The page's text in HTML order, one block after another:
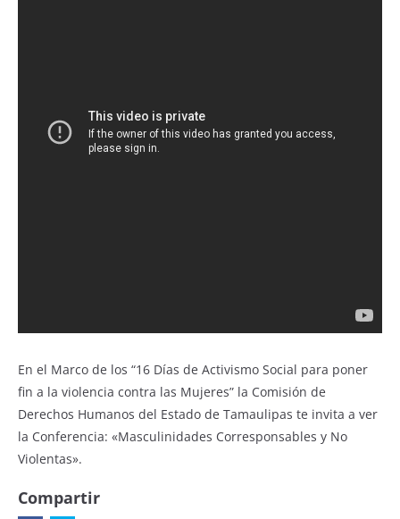
En el Marco de los “16 Días de Activismo Social para poner
fin a la violencia contra las Mujeres” la Comisión de
Derechos Humanos del Estado de Tamaulipas te invita a ver
la Conferencia: «Masculinidades Corresponsables y No
Violentas».
Compartir